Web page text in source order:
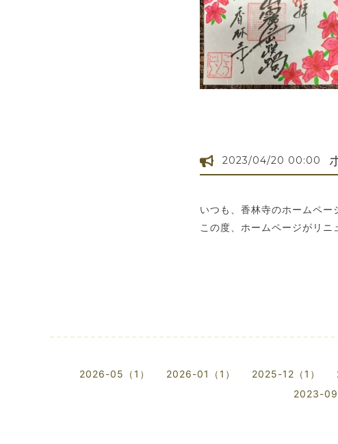
2023/04/20 00:00
いつも、香林寺のホームペー
この度、ホームページがリニ
2026-05（1） 2026-01（1） 2025-12（1）
2023-09